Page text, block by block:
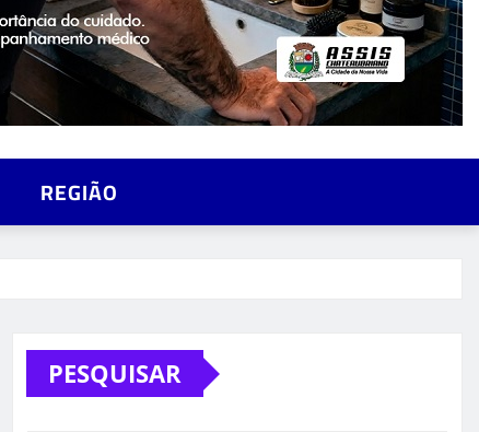
REGIÃO
PESQUISAR